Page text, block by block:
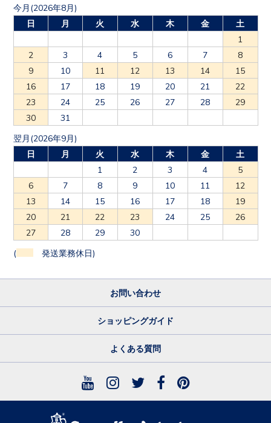
今月(2026年8月)
日
月 火 水 木 金
土
1
2
3 4 5 6 7
8
9
10 11 12 13 14
15
16
17 18 19 20 21
22
23
24 25 26 27 28
29
30
31
翌月(2026年9月)
日
月 火 水 木 金
土
1
2 3 4
5
6
7 8 9 10 11
12
13
14 15 16 17 18
19
20
21 22 23 24 25
26
27
28 29 30
( 発送業務休日)
お問い合わせ
ショッピングガイド
よくある質問